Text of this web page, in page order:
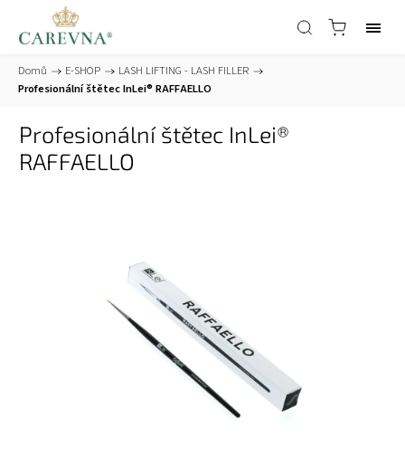
Domů / E-SHOP / LASH LIFTING - LASH FILLER /
Profesionální štětec InLei® RAFFAELLO
Profesionální štětec InLei®
RAFFAELLO